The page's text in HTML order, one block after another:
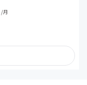
/月